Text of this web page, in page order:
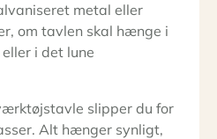
metal eller
om tavlen skal hænge i
i det lune
slipper du for
Alt hænger synligt,